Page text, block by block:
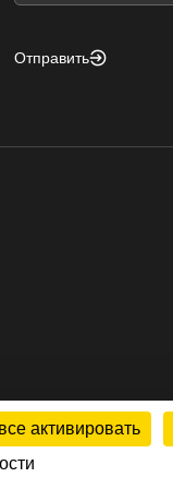
Отправить
активировать